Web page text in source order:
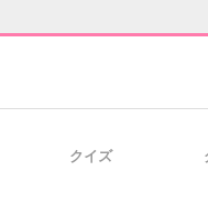
クイズ